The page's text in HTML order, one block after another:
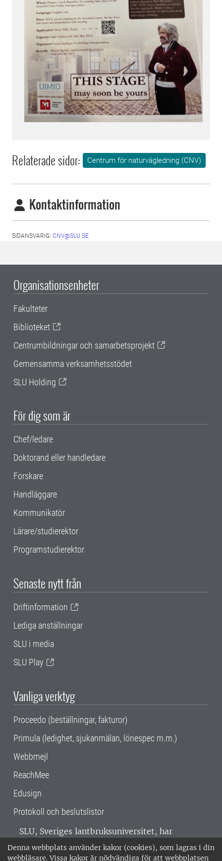
Denna webbplats använder kakor (cookies), som lagras i din
webbläsare. Vissa kakor är nödvändiga för att webbplatsen
Relaterade sidor: Centrum för naturvägledning (CNV)
Kontaktinformation
SIDANSVARIG: CNV@SLU.SE
Organisationsenheter
Fakulteter
Biblioteket
Centrumbildningar och samarbetsprojekt
Gemensamma verksamhetsstödet
SLU Holding
För dig som är
Chef/ledare
Doktorand eller handledare
Forskare
Handläggare
Kommunikatör
Lärare/studierektor
Programstudierektor
Senaste nytt från
Driftinformation
Lediga anställningar
SLU i media
SLU Play
Vanliga verktyg
Proceedo (beställningar, fakturor)
Primula (ledighet, sjukanmälan, lönespec m.m.)
Webbmejl
ReachMee
Edusign
Protokoll och beslutslistor
SLU, Sveriges lantbruksuniversitet, har
verksamhet över hela Sverige. Huvudorter är
Alnarp, Uppsala och Umeå.SLU är